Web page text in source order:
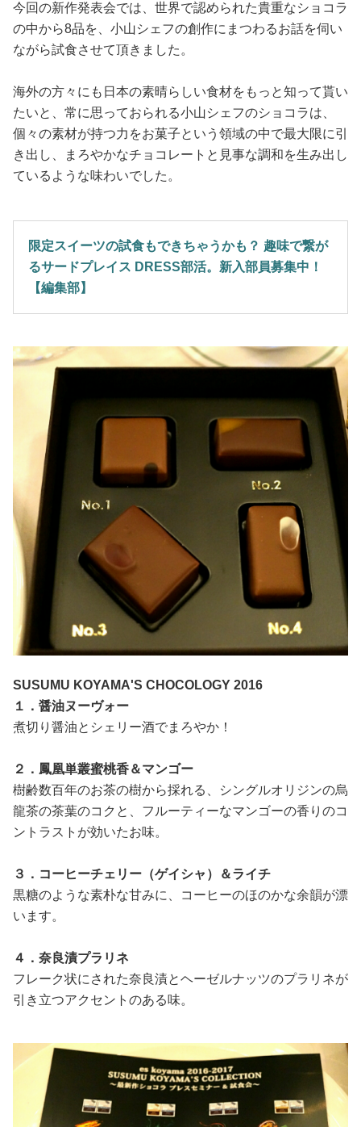
今回の新作発表会では、世界で認められた貴重なショコラ
の中から8品を、小山シェフの創作にまつわるお話を伺い
ながら試食させて頂きました。
海外の方々にも日本の素晴らしい食材をもっと知って貰い
たいと、常に思っておられる小山シェフのショコラは、
個々の素材が持つ力をお菓子という領域の中で最大限に引
き出し、まろやかなチョコレートと見事な調和を生み出し
ているような味わいでした。
限定スイーツの試食もできちゃうかも？ 趣味で繋が
るサードプレイス DRESS部活。新入部員募集中！
【編集部】
SUSUMU KOYAMA'S CHOCOLOGY 2016
１．醤油ヌーヴォー
煮切り醤油とシェリー酒でまろやか！
２．鳳凰単叢蜜桃香＆マンゴー
樹齢数百年のお茶の樹から採れる、シングルオリジンの烏
龍茶の茶葉のコクと、フルーティーなマンゴーの香りのコ
ントラストが効いたお味。
３．コーヒーチェリー（ゲイシャ）＆ライチ
黒糖のような素朴な甘みに、コーヒーのほのかな余韻が漂
います。
４．奈良漬プラリネ
フレーク状にされた奈良漬とヘーゼルナッツのプラリネが
引き立つアクセントのある味。